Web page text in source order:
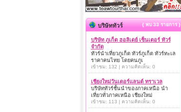
บริษัททัวร์ { พบ 33 รายการ }
บริษัท ภูเก็ต ฮอลิเดย์ เซ็นเตอร์ ทัวร์
จำกัด
ทัวร์นำเที่ยวภูเก็ต ทัวร์ภูเก็ต ทัวร์ทะเล
ราคาคนไทย โดยคนภูเ
เข้าชม: 132 | ความคิดเห็น: 0
เชียงใหม่วันเดอร์แลนด์ ทราเวล
บริษัททัวร์ชั้นนำของภาคเหนือ นำ
เที่ยวทั่วภาคเหนือ เชียงใหม่
เข้าชม: 113 | ความคิดเห็น: 0